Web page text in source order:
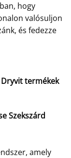
hogy
valósuljon
és fedezze
termékek
Szekszárd
amely